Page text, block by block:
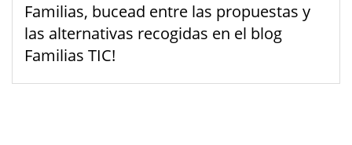
Familias, bucead entre las propuestas y
las alternativas recogidas en el blog
Familias TIC!